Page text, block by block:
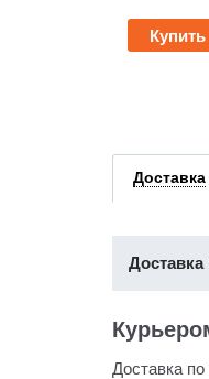
Купить
Доставка
Доставка